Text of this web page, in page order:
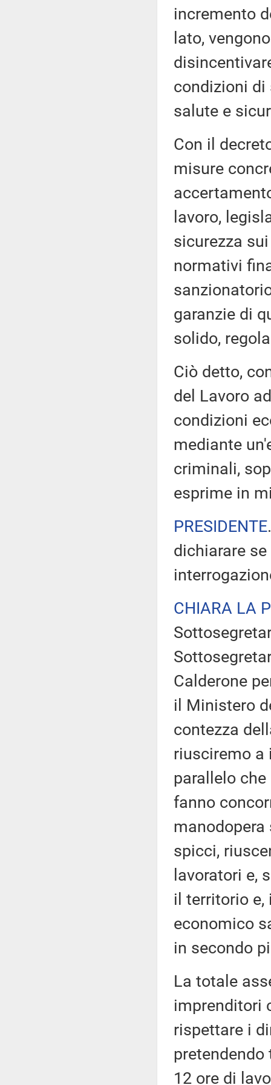
incremento
lato,
condizioni
salute e
Con il
misure
lavoro,
sicurezza
normativi
garanzie di
solido,
Ciò detto,
del Lavoro
condizioni
mediante
criminali,
esprime in
PRESIDENTE
dichiarare
CHIARA LA
Calderone
il Ministero
contezza
riusciremo a
parallelo
fanno
manodopera
spicci,
lavoratori e,
il territorio
economico
in secondo
La totale
imprenditori
rispettare i
12 ore di